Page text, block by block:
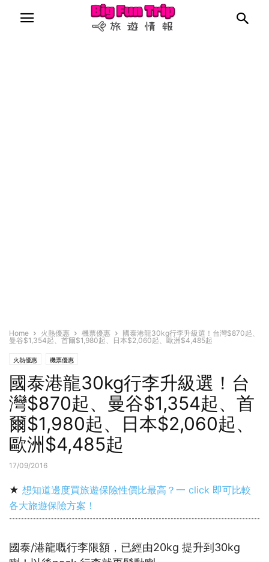
Home 火熱優惠 機票優惠
國泰港龍30kg行李升級選！台灣$870起、
曼谷$1,354起、首爾$1,980起、日本$2,060起、歐洲$4,485起
火熱優惠 機票優惠
國泰港龍30kg行李升級選！台
灣$870起、曼谷$1,354起、首
爾$1,980起、日本$2,060起、
歐洲$4,485起
17/09/2016
★ 想知道邊度買旅遊保險性價比最高？一 click 即可比較
各大旅遊保險方案！
國泰/港龍嘅行李限額，已經由20kg 提升到30kg